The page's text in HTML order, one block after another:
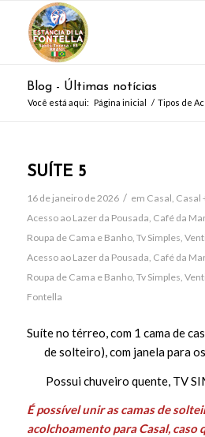
Blog - Últimas notícias
Você está aqui: Página inicial / Tipos de
SUÍTE 5
16 de janeiro de 2026 / em Casal, Casal
Acesso ao Lazer da Pousada, Café da
Roupa de Cama e Banho, Tv Simples,
Acesso ao Lazer da Pousada, Café da
Roupa de Cama e Banho, Tv Simples,
Fontella
Suíte no térreo, com 1 cama de
de solteiro), com janela para
Possui chuveiro quente, TV
É possível unir as camas de
acolchoamento para Casal, caso